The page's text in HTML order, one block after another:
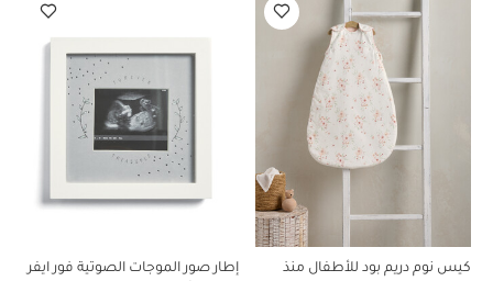
كيس نوم دريم بود للأطفال منذ
إطار صور الموجات الصوتية فور ايفر